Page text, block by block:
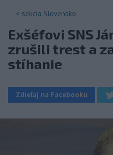
< sekcia Slovensko
Exšéfovi SNS
zrušili trest a
stíhanie
Zdieľaj na Facebooku